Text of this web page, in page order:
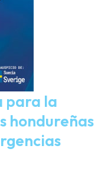
para la
hondureñas